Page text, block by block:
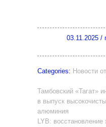
03.11.2025 /
Categories: Новости
Тамбовский «Тагат»
в выпуск
алюминия
LYB: